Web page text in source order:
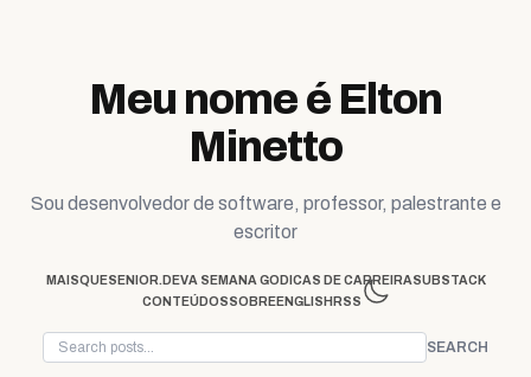
Meu nome é Elton
Minetto
Sou desenvolvedor de software, professor, palestrante e
escritor
MAISQUESENIOR.DEVA SEMANA GO DICAS DE CARREIRASUBSTACK
CONTEÚDOSSOBREENGLISH RSS
SEARCH